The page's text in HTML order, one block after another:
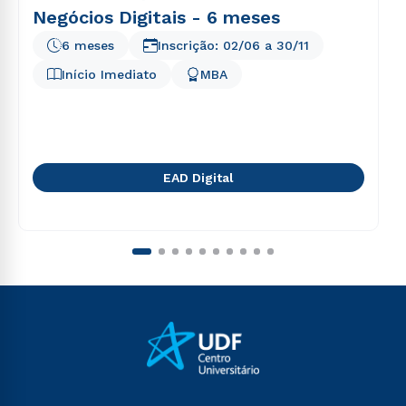
Negócios Digitais - 6 meses
Início Imediato
6 meses
MBA
Inscrição: 02/06 a 30/11
EAD Digital